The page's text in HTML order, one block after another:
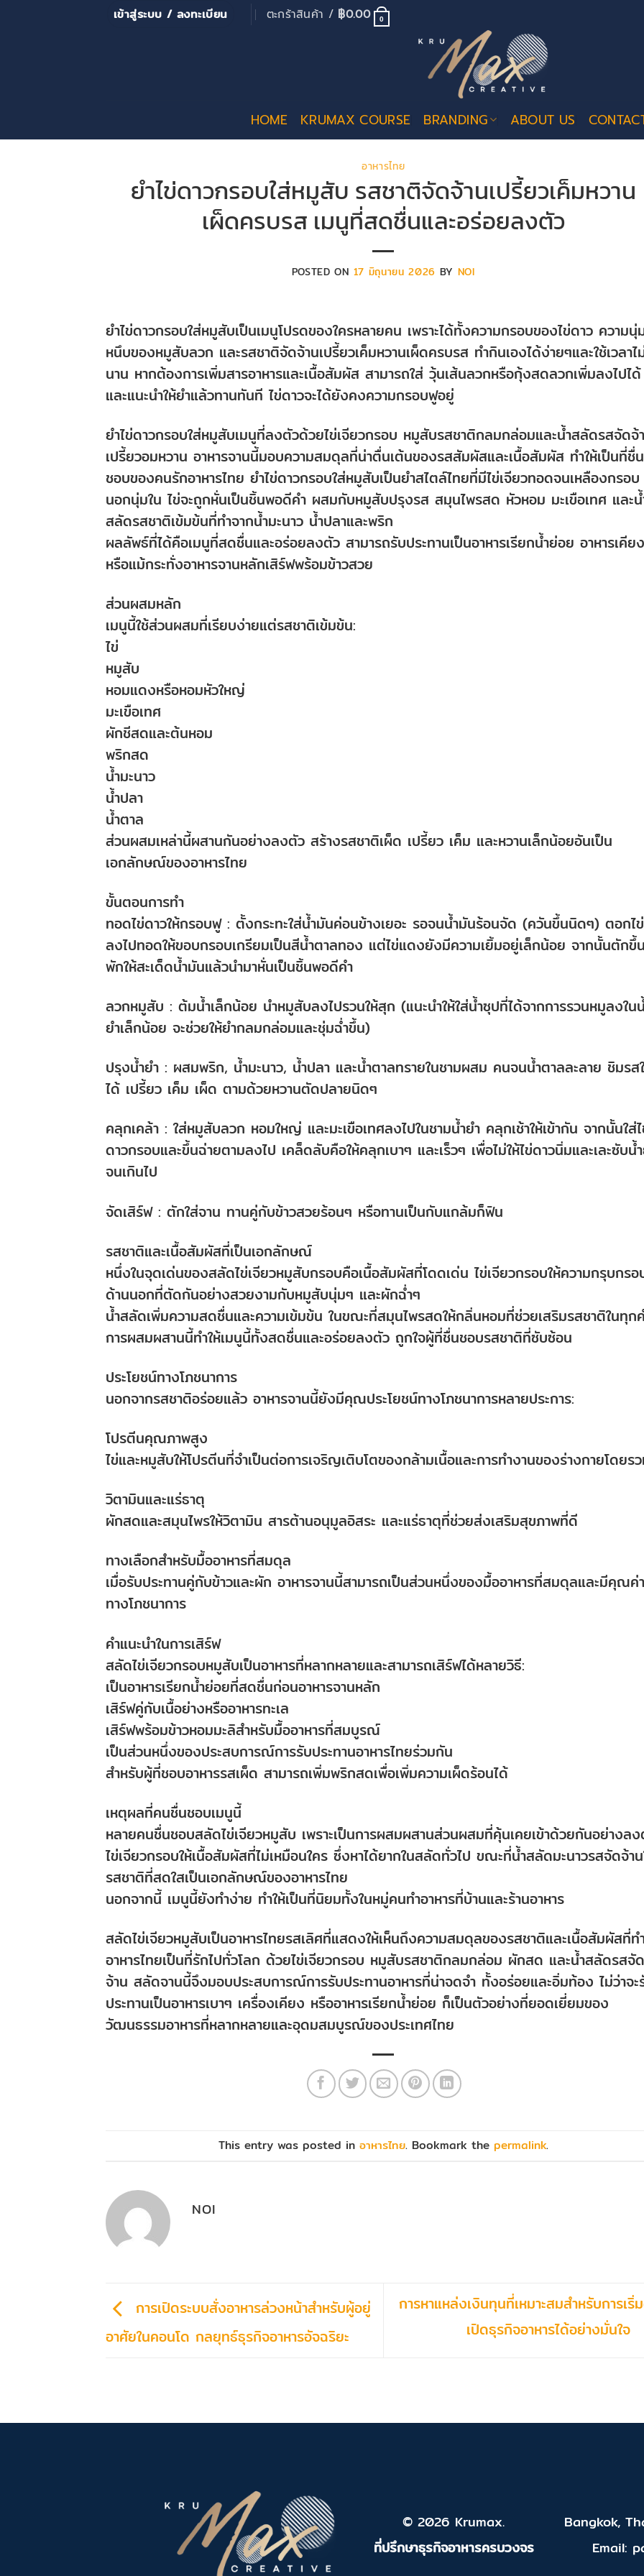
เข้าสู่ระบบ / ลงทะเบียน ตะกร้าสินค้า / ฿0.00 0
HOME KRUMAX COURSE BRANDING ABOUT US
อาหารไทย
ยำไข่ดาวกรอบใส่หมูสับ รสชาติจัดจ้านเปรี้ยวเค็มหวาน
เผ็ดครบรส เมนูที่สดชื่นและอร่อยลงตัว
POSTED ON 17 มิถุนายน 2026 BY NOI
ยำไข่ดาวกรอบใส่หมูสับเป็นเมนูโปรดของใครหลายคน เพราะได้ทั้งความกรอบของไข่ดาว ความนุ่
หนึบของหมูสับลวก และรสชาติจัดจ้านเปรี้ยวเค็มหวานเผ็ดครบรส ทำกินเองได้ง่ายๆและใช้เวลาไ
นาน หากต้องการเพิ่มสารอาหารและเนื้อสัมผัส สามารถใส่ วุ้นเส้นลวกหรือกุ้งสดลวกเพิ่มลงไปได้
และแนะนำให้ยำแล้วทานทันที ไข่ดาวจะได้ยังคงความกรอบฟูอยู่
ยำไข่ดาวกรอบใส่หมูสับเมนูที่ลงตัวด้วยไข่เจียวกรอบ หมูสับรสชาติกลมกล่อมและน้ำสลัดรสจัดจ้
เปรี้ยวอมหวาน อาหารจานนี้มอบความสมดุลที่น่าตื่นเต้นของรสสัมผัสและเนื้อสัมผัส ทำให้เป็นที่ชื่น
ชอบของคนรักอาหารไทย ยำไข่ดาวกรอบใส่หมูสับเป็นยำสไตล์ไทยที่มีไข่เจียวทอดจนเหลืองกรอบ
นอกนุ่มใน ไข่จะถูกหั่นเป็นชิ้นพอดีคำ ผสมกับหมูสับปรุงรส สมุนไพรสด หัวหอม มะเขือเทศ และ
สลัดรสชาติเข้มข้นที่ทำจากน้ำมะนาว น้ำปลาและพริก
ผลลัพธ์ที่ได้คือเมนูที่สดชื่นและอร่อยลงตัว สามารถรับประทานเป็นอาหารเรียกน้ำย่อย อาหารเคียง
หรือแม้กระทั่งอาหารจานหลักเสิร์ฟพร้อมข้าวสวย
ส่วนผสมหลัก
เมนูนี้ใช้ส่วนผสมที่เรียบง่ายแต่รสชาติเข้มข้น:
ไข่
หมูสับ
หอมแดงหรือหอมหัวใหญ่
มะเขือเทศ
ผักชีสดและต้นหอม
พริกสด
น้ำมะนาว
น้ำปลา
น้ำตาล
ส่วนผสมเหล่านี้ผสานกันอย่างลงตัว สร้างรสชาติเผ็ด เปรี้ยว เค็ม และหวานเล็กน้อยอันเป็น
เอกลักษณ์ของอาหารไทย
ขั้นตอนการทำ
ทอดไข่ดาวให้กรอบฟู : ตั้งกระทะใส่น้ำมันค่อนข้างเยอะ รอจนน้ำมันร้อนจัด (ควันขึ้นนิดๆ) ตอกไข่
ลงไปทอดให้ขอบกรอบเกรียมเป็นสีน้ำตาลทอง แต่ไข่แดงยังมีความเยิ้มอยู่เล็กน้อย จากนั้นตักขึ้น
พักให้สะเด็ดน้ำมันแล้วนำมาหั่นเป็นชิ้นพอดีคำ
ลวกหมูสับ : ต้มน้ำเล็กน้อย นำหมูสับลงไปรวนให้สุก (แนะนำให้ใส่น้ำซุปที่ได้จากการรวนหมูลงใน
ยำเล็กน้อย จะช่วยให้ยำกลมกล่อมและชุ่มฉ่ำขึ้น)
ปรุงน้ำยำ : ผสมพริก, น้ำมะนาว, น้ำปลา และน้ำตาลทรายในชามผสม คนจนน้ำตาลละลาย ชิมรส
ได้ เปรี้ยว เค็ม เผ็ด ตามด้วยหวานตัดปลายนิดๆ
คลุกเคล้า : ใส่หมูสับลวก หอมใหญ่ และมะเขือเทศลงไปในชามน้ำยำ คลุกเช้าให้เข้ากัน จากนั้นใส่
ดาวกรอบและขึ้นฉ่ายตามลงไป เคล็ดลับคือให้คลุกเบาๆ และเร็วๆ เพื่อไม่ให้ไข่ดาวนิ่มและเละซับน้
จนเกินไป
จัดเสิร์ฟ : ตักใส่จาน ทานคู่กับข้าวสวยร้อนๆ หรือทานเป็นกับแกล้มก็ฟิน
รสชาติและเนื้อสัมผัสที่เป็นเอกลักษณ์
หนึ่งในจุดเด่นของสลัดไข่เจียวหมูสับกรอบคือเนื้อสัมผัสที่โดดเด่น ไข่เจียวกรอบให้ความกรุบกรอ
ด้านนอกที่ตัดกันอย่างสวยงามกับหมูสับนุ่มๆ และผักฉ่ำๆ
น้ำสลัดเพิ่มความสดชื่นและความเข้มข้น ในขณะที่สมุนไพรสดให้กลิ่นหอมที่ช่วยเสริมรสชาติในทุก
การผสมผสานนี้ทำให้เมนูนี้ทั้งสดชื่นและอร่อยลงตัว ถูกใจผู้ที่ชื่นชอบรสชาติที่ซับซ้อน
ประโยชน์ทางโภชนาการ
นอกจากรสชาติอร่อยแล้ว อาหารจานนี้ยังมีคุณประโยชน์ทางโภชนาการหลายประการ:
โปรตีนคุณภาพสูง
ไข่และหมูสับให้โปรตีนที่จำเป็นต่อการเจริญเติบโตของกล้ามเนื้อและการทำงานของร่างกายโดยร
วิตามินและแร่ธาตุ
ผักสดและสมุนไพรให้วิตามิน สารต้านอนุมูลอิสระ และแร่ธาตุที่ช่วยส่งเสริมสุขภาพที่ดี
ทางเลือกสำหรับมื้ออาหารที่สมดุล
เมื่อรับประทานคู่กับข้าวและผัก อาหารจานนี้สามารถเป็นส่วนหนึ่งของมื้ออาหารที่สมดุลและมีคุณค่า
ทางโภชนาการ
คำแนะนำในการเสิร์ฟ
สลัดไข่เจียวกรอบหมูสับเป็นอาหารที่หลากหลายและสามารถเสิร์ฟได้หลายวิธี:
เป็นอาหารเรียกน้ำย่อยที่สดชื่นก่อนอาหารจานหลัก
เสิร์ฟคู่กับเนื้อย่างหรืออาหารทะเล
เสิร์ฟพร้อมข้าวหอมมะลิสำหรับมื้ออาหารที่สมบูรณ์
เป็นส่วนหนึ่งของประสบการณ์การรับประทานอาหารไทยร่วมกัน
สำหรับผู้ที่ชอบอาหารรสเผ็ด สามารถเพิ่มพริกสดเพื่อเพิ่มความเผ็ดร้อนได้
เหตุผลที่คนชื่นชอบเมนูนี้
หลายคนชื่นชอบสลัดไข่เจียวหมูสับ เพราะเป็นการผสมผสานส่วนผสมที่คุ้นเคยเข้าด้วยกันอย่างล
ไข่เจียวกรอบให้เนื้อสัมผัสที่ไม่เหมือนใคร ซึ่งหาได้ยากในสลัดทั่วไป ขณะที่น้ำสลัดมะนาวรสจัดจ้า
รสชาติที่สดใสเป็นเอกลักษณ์ของอาหารไทย
นอกจากนี้ เมนูนี้ยังทำง่าย ทำให้เป็นที่นิยมทั้งในหมู่คนทำอาหารที่บ้านและร้านอาหาร
สลัดไข่เจียวหมูสับเป็นอาหารไทยรสเลิศที่แสดงให้เห็นถึงความสมดุลของรสชาติและเนื้อสัมผัสที่ท
อาหารไทยเป็นที่รักไปทั่วโลก ด้วยไข่เจียวกรอบ หมูสับรสชาติกลมกล่อม ผักสด และน้ำสลัดรสจัด
จ้าน สลัดจานนี้จึงมอบประสบการณ์การรับประทานอาหารที่น่าจดจำ ทั้งอร่อยและอิ่มท้อง ไม่ว่าจะ
ประทานเป็นอาหารเบาๆ เครื่องเคียง หรืออาหารเรียกน้ำย่อย ก็เป็นตัวอย่างที่ยอดเยี่ยมของ
วัฒนธรรมอาหารที่หลากหลายและอุดมสมบูรณ์ของประเทศไทย
This entry was posted in อาหารไทย. Bookmark the permalink.
NOI
การเปิดระบบสั่งอาหารล่วงหน้าสำหรับผู้อยู่
อาศัยในคอนโด กลยุทธ์ธุรกิจอาหารอัจฉริยะ
การหาแหล่งเงินทุนที่เหมาะสมสำหรับการเริ่
เปิดธุรกิจอาหารได้อย่างมั่นใจ
© 2026 Krumax.
ที่ปรึกษาธุรกิจอาหารครบวงจร
Bangkok,
Email: